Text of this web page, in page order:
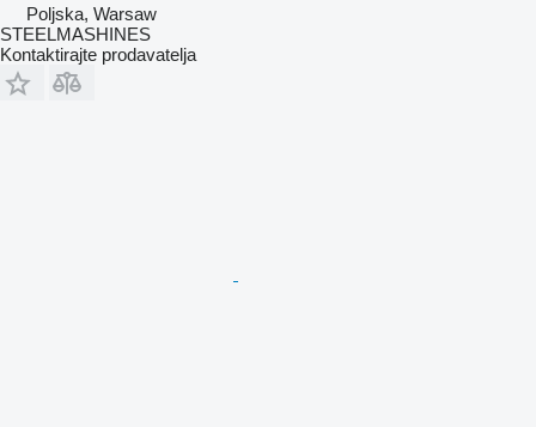
Poljska, Warsaw
STEELMASHINES
Kontaktirajte prodavatelja